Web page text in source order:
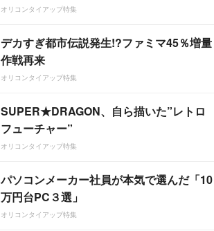
オリコンタイアップ特集
デカすぎ都市伝説発生!?ファミマ45％増量
作戦再来
オリコンタイアップ特集
SUPER★DRAGON、自ら描いた”レトロ
フューチャー”
オリコンタイアップ特集
パソコンメーカー社員が本気で選んだ「10
万円台PC３選」
オリコンタイアップ特集